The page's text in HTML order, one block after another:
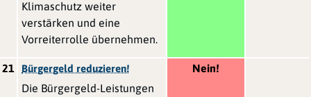
Klimaschutz weiter
verstärken und eine
Vorreiterrolle übernehmen.
21 Bürgergeld reduzieren!
Die Bürgergeld-Leistungen
Nein!